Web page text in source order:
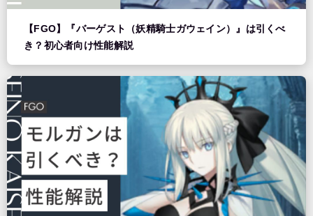
【FGO】『バーゲスト（妖精騎士ガウェイン）』は引くべ
き？初心者向け性能解説